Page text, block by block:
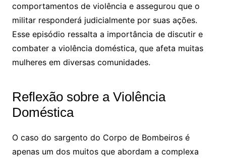
comportamentos de violência e assegurou que o
militar responderá judicialmente por suas ações.
Esse episódio ressalta a importância de discutir e
combater a violência doméstica, que afeta muitas
mulheres em diversas comunidades.
Reflexão sobre a Violência
Doméstica
O caso do sargento do Corpo de Bombeiros é
apenas um dos muitos que abordam a complexa